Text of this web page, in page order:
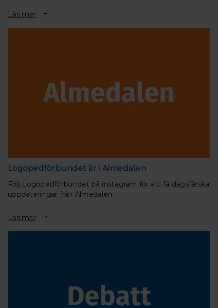
Läs mer
Logopedförbundet är i Almedalen
Följ Logopedförbundet på instagram för att få dagsfärska
uppdateringar från Almedalen.
Läs mer